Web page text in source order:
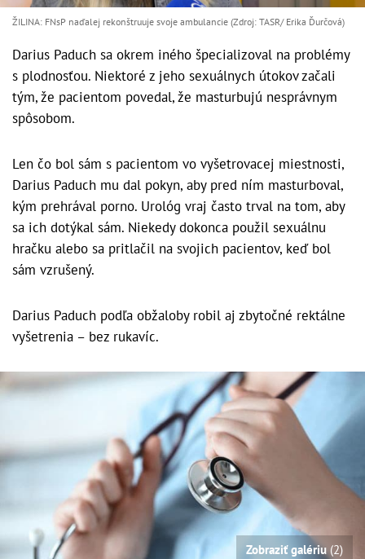
ŽILINA: FNsP naďalej rekonštruuje svoje ambulancie (Zdroj: TASR/ Erika Ďurčová)
Darius Paduch sa okrem iného špecializoval na problémy
s plodnosťou. Niektoré z jeho sexuálnych útokov začali
tým, že pacientom povedal, že masturbujú nesprávnym
spôsobom.
Len čo bol sám s pacientom vo vyšetrovacej miestnosti,
Darius Paduch mu dal pokyn, aby pred ním masturboval,
kým prehrával porno. Urológ vraj často trval na tom, aby
sa ich dotýkal sám. Niekedy dokonca použil sexuálnu
hračku alebo sa pritlačil na svojich pacientov, keď bol
sám vzrušený.
Darius Paduch podľa obžaloby robil aj zbytočné rektálne
vyšetrenia – bez rukavíc.
Zobraziť galériu(2)